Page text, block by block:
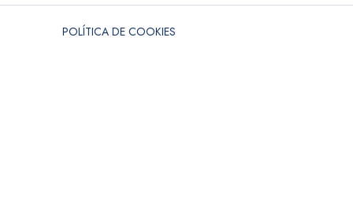
POLÍTICA DE COOKIES